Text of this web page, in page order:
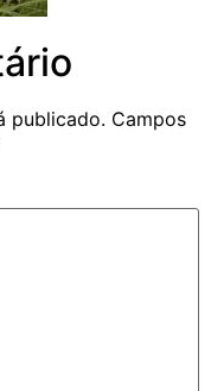
publicado. Campos